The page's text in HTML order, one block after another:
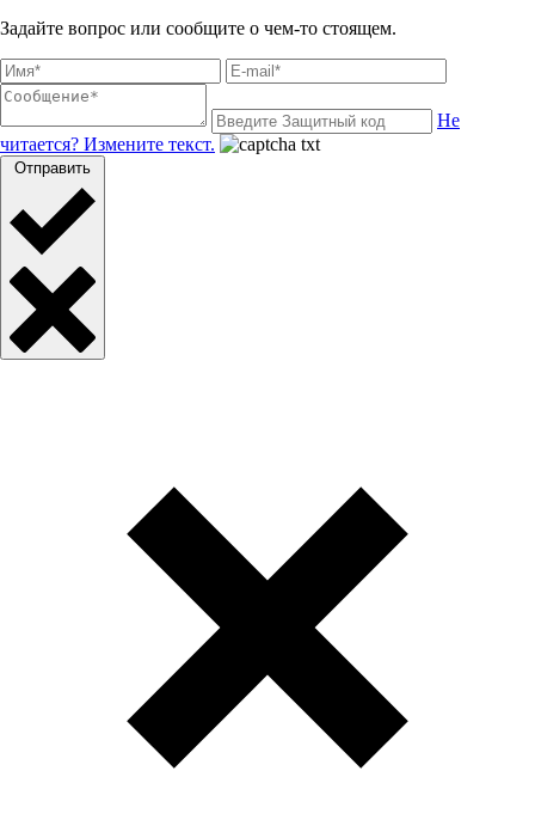
Задайте вопрос или сообщите о чем-то стоящем.
Не
читается? Измените текст.
Отправить